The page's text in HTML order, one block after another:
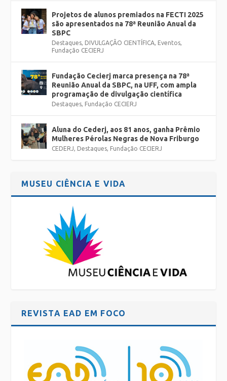
Projetos de alunos premiados na FECTI 2025
são apresentados na 78ª Reunião Anual da
SBPC
Destaques, DIVULGAÇÃO CIENTÍFICA, Eventos,
Fundação CECIERJ
Fundação Cecierj marca presença na 78ª
Reunião Anual da SBPC, na UFF, com ampla
programação de divulgação científica
Destaques, Fundação CECIERJ
Aluna do Cederj, aos 81 anos, ganha Prêmio
Mulheres Pérolas Negras de Nova Friburgo
CEDERJ, Destaques, Fundação CECIERJ
MUSEU CIÊNCIA E VIDA
REVISTA EAD EM FOCO